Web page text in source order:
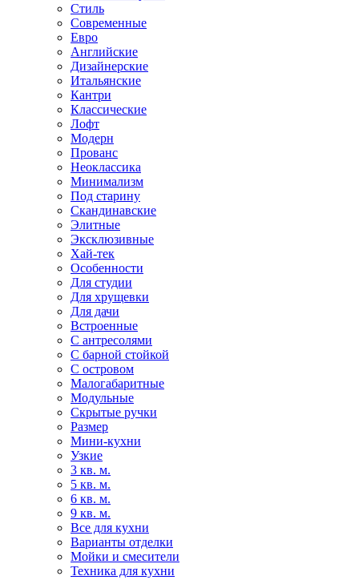
Стиль
Современные
Евро
Английские
Дизайнерские
Итальянские
Кантри
Классические
Лофт
Модерн
Прованс
Неоклассика
Минимализм
Под старину
Скандинавские
Элитные
Эксклюзивные
Хай-тек
Особенности
Для студии
Для хрущевки
Для дачи
Встроенные
С антресолями
С барной стойкой
С островом
Малогабаритные
Модульные
Скрытые ручки
Размер
Мини-кухни
Узкие
3 кв. м.
5 кв. м.
6 кв. м.
9 кв. м.
Все для кухни
Варианты отделки
Мойки и смесители
Техника для кухни